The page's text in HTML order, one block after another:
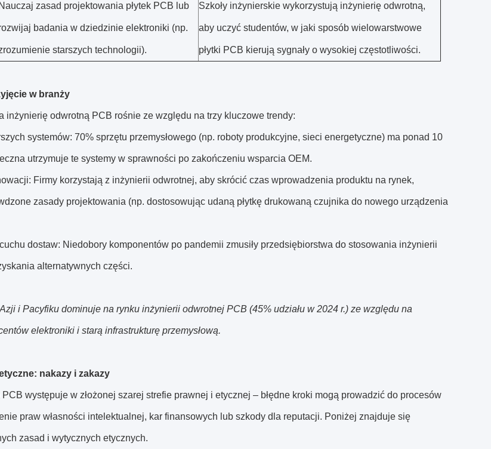
Nauczaj zasad projektowania płytek PCB lub
badania w dziedzinie elektroniki (np.
starszych technologii).
Szkoły inżynierskie wykorzystują inżynierię odwrotną,
aby uczyć studentów, w jaki sposób wielowarstwowe
płytki PCB kierują sygnały o wysokiej częstotliwości.
w branży
inżynierię odwrotną PCB rośnie ze względu na trzy kluczowe trendy:
systemów: 70% sprzętu przemysłowego (np. roboty produkcyjne, sieci energetyczne) ma ponad 10
utrzymuje te systemy w sprawności po zakończeniu wsparcia OEM.
Firmy korzystają z inżynierii odwrotnej, aby skrócić czas wprowadzenia produktu na rynek,
zasady projektowania (np. dostosowując udaną płytkę drukowaną czujnika do nowego urządzenia
dostaw: Niedobory komponentów po pandemii zmusiły przedsiębiorstwa do stosowania inżynierii
alternatywnych części.
i Pacyfiku dominuje na rynku inżynierii odwrotnej PCB (45% udziału w 2024 r.) ze względu na
elektroniki i starą infrastrukturę przemysłową.
nakazy i zakazy
PCB występuje w złożonej szarej strefie prawnej i etycznej – błędne kroki mogą prowadzić do procesów
praw własności intelektualnej, kar finansowych lub szkody dla reputacji. Poniżej znajduje się
zasad i wytycznych etycznych.